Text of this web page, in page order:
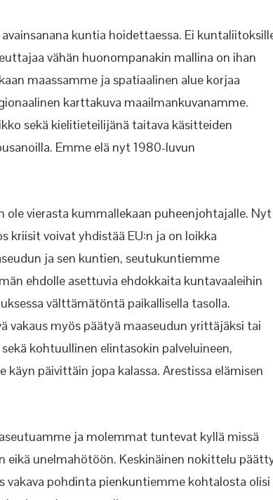
kuntia hoidettaessa. Ei
vähän huonompanakin mallina on ihan
maassamme ja spatiaalinen alue korjaa
karttakuva maailmankuvanamme.
sekä kielitieteilijänä taitava käsitteiden
Emme elä nyt 1980-luvun
ole vierasta kummallekaan puheenjohtajalle. Nyt
kriisit voivat yhdistää EU:n ja on loikka
ja sen kuntien, seutukuntiemme
ehdolle asettuvia ehdokkaita kuntavaaleihin
välttämätöntä paikallisella tasolla.
vakaus myös päätyä maaseudun yrittäjäksi tai
kohtuullinen elintasokin palveluineen,
päivittäin jopa kalassa. Arestissa elämisen
ja molemmat tuntevat kyllä missä
eikä unelmahötöön. Keskinäinen nokittelu
vakava pohdinta pienkuntiemme kohtalosta olisi